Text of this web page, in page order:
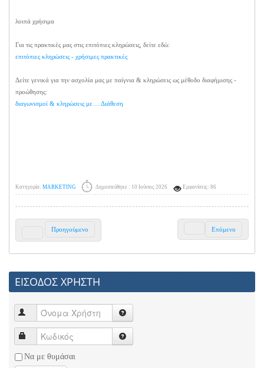
λοιπά χρήσιμα
Για τις πρακτικές μας στις επιτόπιες κληρώσεις, δείτε εδώ:
επιτόπιες κληρώσεις - χρήσιμες πρακτικές
Δείτε γενικά για την ασχολία μας με παίγνια & κληρώσεις ως μέθοδο διαφήμισης -
προώθησης:
διαγωνισμοί & κληρώσεις με ... Διάθεση
Κατηγορία: MARKETING Δημοσιεύθηκε : 10 Ιούνιος 2026 Εμφανίσεις: 86
Προηγούμενο Επόμενο
ΕΙΣΟΔΟΣ ΧΡΗΣΤΗ
Να με θυμάσαι